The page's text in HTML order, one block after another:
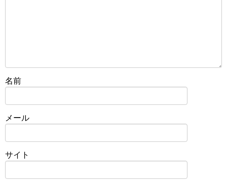
名前
メール
サイト